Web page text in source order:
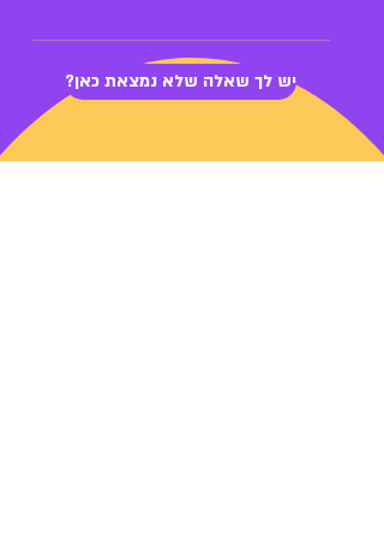
תאום הציפיות והצרכים נעשה מול כל
המורה. יש אפשרות לשיעור חד פעמי או
להרשמה חדשית ושנתית. כמובן שאנחנו
?יש לך שאלה שלא נמצאת כאן